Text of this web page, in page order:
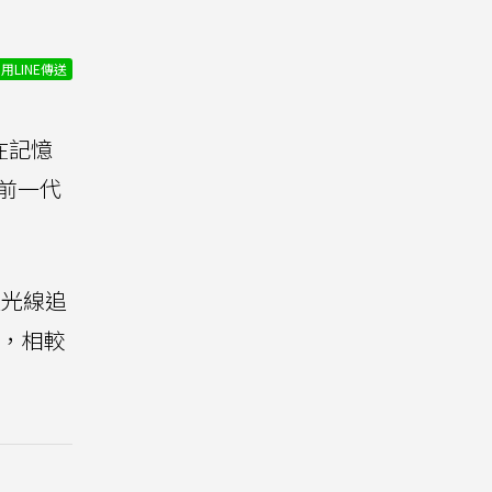
用LINE傳送
記憶
一代
線追
相較